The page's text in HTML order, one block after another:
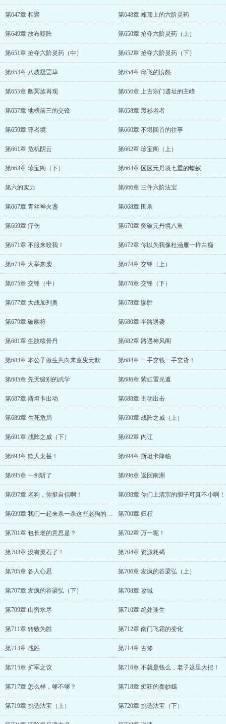
第647章 相聚 第648章 峰顶上的六阶灵药
第649章 故布疑阵 第650章 抢夺六阶灵药（上）
第651章 抢夺六阶灵药（中） 第652章 抢夺六阶灵药（下）
第653章 八岐凝罡草 第654章 邱飞的愤怒
第655章 幽冥族再现 第656章 上古宗门遗址的主峰
第657章 地榜前三的交锋 第658章 黑衫老者
第659章 尊者境 第660章 不堪回首的往事
第661章 危机阴云 第662章 珍宝阁（上）
第663章 珍宝阁（下） 第664章 区区元丹境七重的蝼蚁
第六的实力 第666章 三件六阶法宝
第667章 青丝神火盏 第668章 围杀
第669章 疗伤 第670章 突破元丹境八重
第671章 不服来咬我！ 第672章 你以为我像杜涵雁一样白痴
第673章 大举来袭 第674章 交锋（上）
第675章 交锋（中） 第676章 交锋（下）
第677章 大战加列奥 第678章 惨胜
第679章 破幽符 第680章 半路遇袭
第681章 生肢续骨丹 第682章 路遇神风阁
第683章 本公子做生意向来童叟无欺 第684章 一手交钱一手交货！
第685章 先天级别的武学 第686章 紫虹雷光遁
第687章 斯坦卡出动 第688章 主动出击
第689章 生死危局 第690章 战阵之威（上）
第691章 战阵之威（下） 第692章 内讧
第693章 欺人太甚！ 第694章 斯坦卡降临
第695章 一剑斩了 第696章 返回南洲
第697章 老狗，你挺自信啊！ 第698章 你们上清宗的胆子可真不小啊！
第699章 我们一起来杀一杀这些老狗的气焰 第700章 归程
第701章 包长老的意思是？ 第702章 万一呢！
第703章 没有灵石了！ 第704章 资源耗竭
第705章 各人心思 第706章 发疯的谷梁弘（上）
第707章 发疯的谷梁弘（下） 第708章 攻城
第709章 山穷水尽 第710章 绝处逢生
第711章 转败为胜 第712章 南门飞霜的变化
第713章 战胜 第714章 古修
第715章 扩军之议 第716章 不就是钱么，老子这里大把！
第717章 怎么样，够不够？ 第718章 痴狂的秦妙嫣
第719章 挑选法宝（上） 第720章 挑选法宝（下）